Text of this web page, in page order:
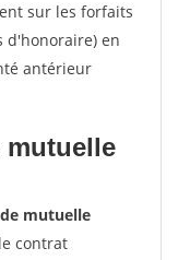
sur les forfaits
d'honoraire) en
antérieur
mutuelle
mutuelle
contrat